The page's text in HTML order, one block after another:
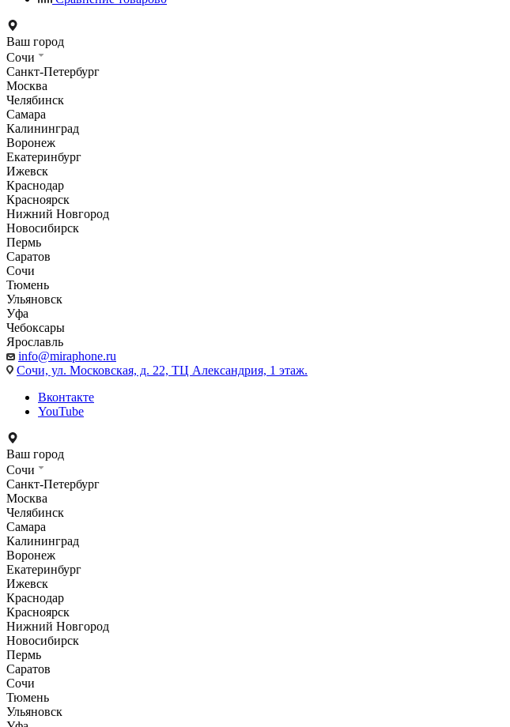
Ваш город
Сочи
Санкт-Петербург
Москва
Челябинск
Самара
Калининград
Воронеж
Екатеринбург
Ижевск
Краснодар
Красноярск
Нижний Новгород
Новосибирск
Пермь
Саратов
Сочи
Тюмень
Ульяновск
Уфа
Чебоксары
Ярославль
info@miraphone.ru
Сочи, ул. Московская, д. 22, ТЦ Александрия, 1 этаж.
Вконтакте
YouTube
Ваш город
Сочи
Санкт-Петербург
Москва
Челябинск
Самара
Калининград
Воронеж
Екатеринбург
Ижевск
Краснодар
Красноярск
Нижний Новгород
Новосибирск
Пермь
Саратов
Сочи
Тюмень
Ульяновск